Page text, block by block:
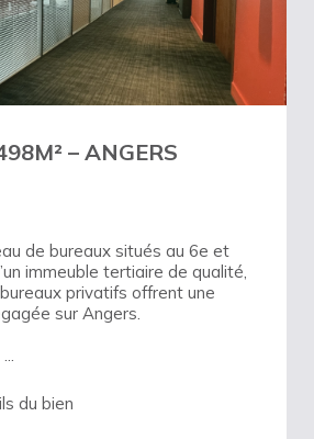
– ANGERS
de bureaux situés au 6e et
immeuble tertiaire de qualité,
privatifs offrent une
sur Angers.
du bien